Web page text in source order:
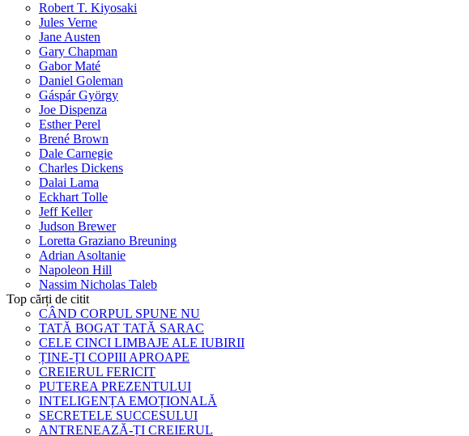
Robert T. Kiyosaki
Jules Verne
Jane Austen
Gary Chapman
Gabor Maté
Daniel Goleman
Gáspár György
Joe Dispenza
Esther Perel
Brené Brown
Dale Carnegie
Charles Dickens
Dalai Lama
Eckhart Tolle
Jeff Keller
Judson Brewer
Loretta Graziano Breuning
Adrian Asoltanie
Napoleon Hill
Nassim Nicholas Taleb
Top cărți de citit
CÂND CORPUL SPUNE NU
TATĂ BOGAT TATĂ SARAC
CELE CINCI LIMBAJE ALE IUBIRII
ȚINE-ȚI COPIII APROAPE
CREIERUL FERICIT
PUTEREA PREZENTULUI
INTELIGENȚA EMOȚIONALĂ
SECRETELE SUCCESULUI
ANTRENEAZĂ-ȚI CREIERUL